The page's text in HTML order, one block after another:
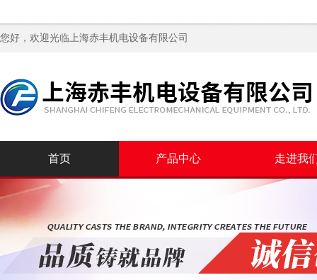
您好，欢迎光临上海赤丰机电设备有限公司
首页 产品中心 走进我